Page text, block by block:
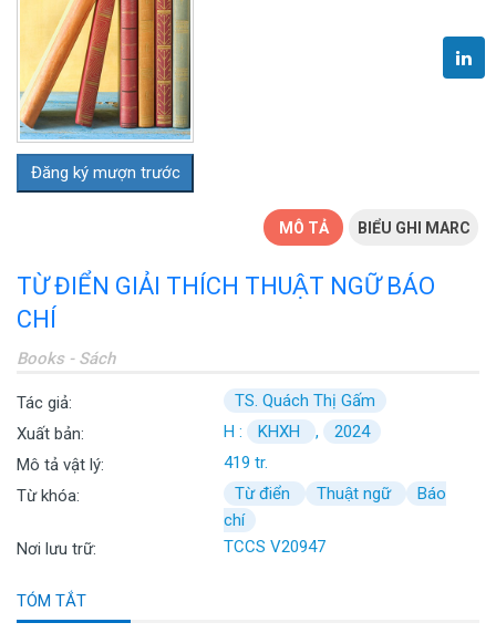
Đăng ký mượn trước
TỪ ĐIỂN GIẢI THÍCH THUẬT NGỮ BÁO
CHÍ
Books - Sách
MÔ TẢ BIỂU GHI MARC
Tác giả:
TS. Quách Thị Gấm
Xuất bản:
H : KHXH ,
2024
Mô tả vật lý:
419 tr.
Từ khóa:
Từ điển Thuật ngữ
Báo
chí
Nơi lưu trữ:
TCCS V20947
TÓM TẮT